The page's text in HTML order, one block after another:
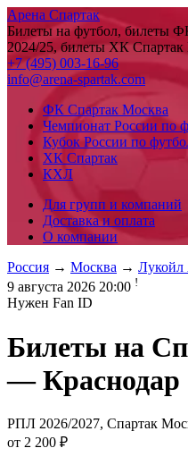
Арена Спартак
Билеты на футбол, билеты
2024/25, билеты ХК
+7 (495) 003-16-96
info@arena-spartak.com
ФК Спартак Москва
Чемпионат России по
Кубок России по
ХК Спартак
КХЛ
Для групп и компаний
Доставка и оплата
О компании
Россия → Москва → Лукойл
9 августа 2026 20:00 !
Нужен Fan ID
Билеты на
— Краснодар
РПЛ 2026/2027, Спартак
от 2 200 ₽